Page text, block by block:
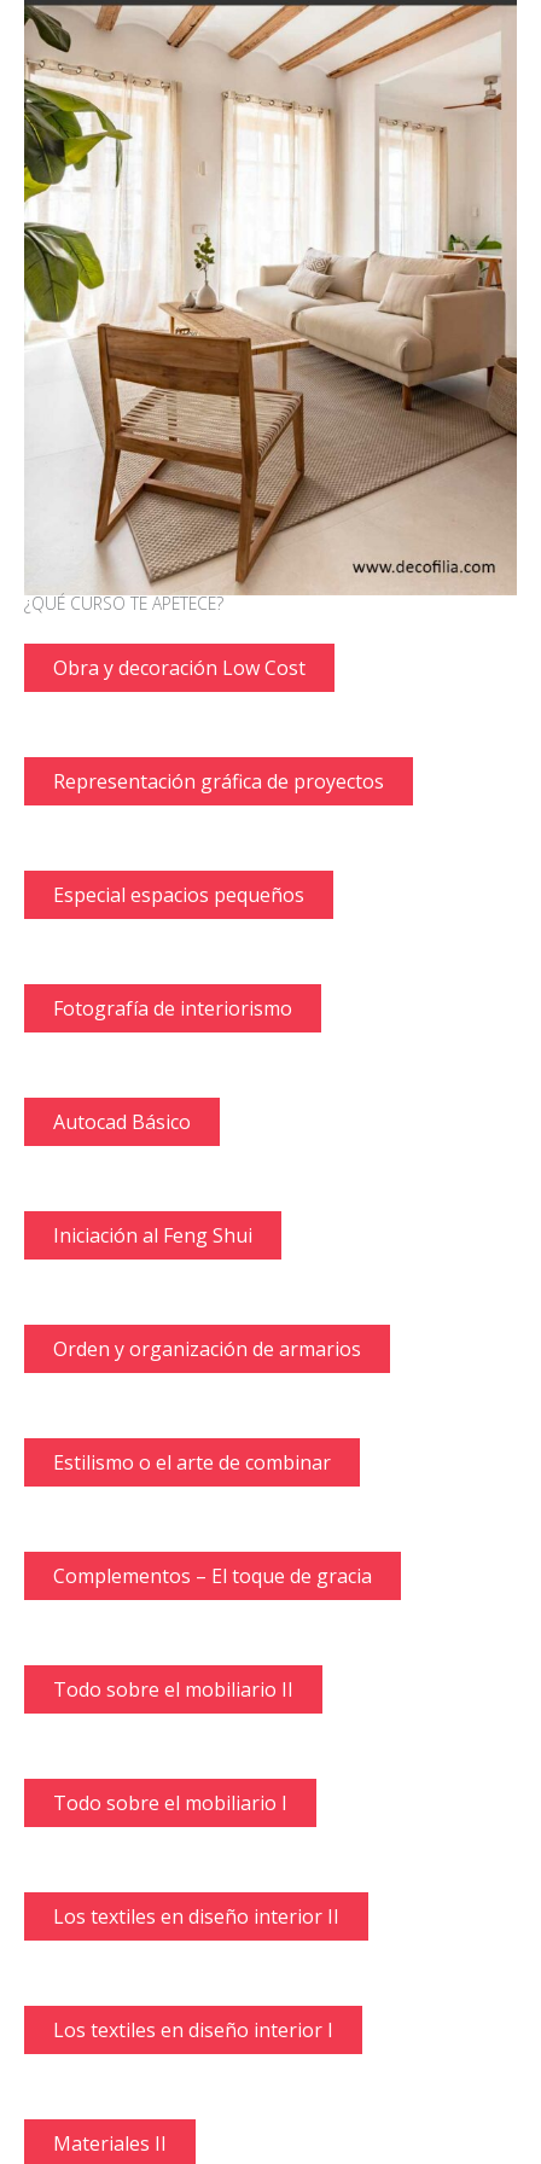
¿QUÉ CURSO TE APETECE?
Obra y decoración Low Cost
Representación gráfica de proyectos
Especial espacios pequeños
Fotografía de interiorismo
Autocad Básico
Iniciación al Feng Shui
Orden y organización de armarios
Estilismo o el arte de combinar
Complementos – El toque de gracia
Todo sobre el mobiliario II
Todo sobre el mobiliario I
Los textiles en diseño interior II
Los textiles en diseño interior I
Materiales II